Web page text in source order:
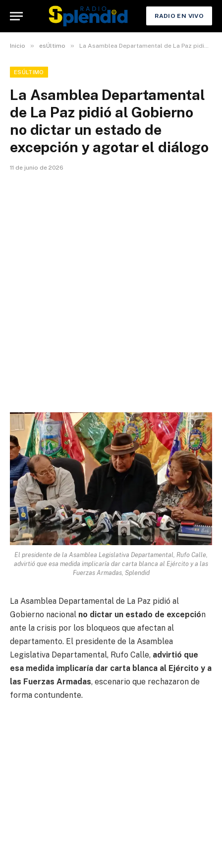
RADIO EN VIVO
Inicio » esÚltimo » La Asamblea Departamental de La Paz pidió al Gobierno no dictar un estado de excepción y agotar el diálogo
ESÚLTIMO
La Asamblea Departamental
de La Paz pidió al Gobierno
no dictar un estado de
excepción y agotar el diálogo
11 de junio de 2026
El presidente de la Asamblea Legislativa Departamental, Rufo Calle,
advirtió que esa medida implicaría dar carta blanca al Ejército y a las
Fuerzas Armadas, Splendid
La Asamblea Departamental de La Paz pidió al
Gobierno nacional no dictar un estado de excepción
ante la crisis por los bloqueos que afectan al
departamento. El presidente de la Asamblea
Legislativa Departamental, Rufo Calle, advirtió que
esa medida implicaría dar carta blanca al Ejército y a
las Fuerzas Armadas, escenario que rechazaron de
forma contundente.